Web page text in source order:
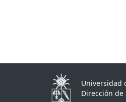
Universidad
Dirección de